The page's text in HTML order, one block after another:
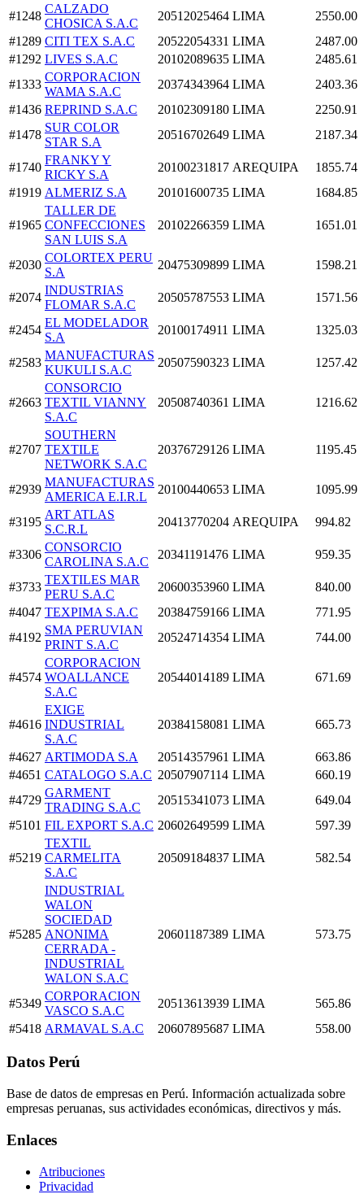
#1248
CALZADO
CHOSICA S.A.C
20512025464 LIMA
2550.00
#1289 CITI TEX S.A.C 20522054331 LIMA
2487.00
#1292 LIVES S.A.C 20102089635 LIMA
2485.61
#1333
CORPORACION
WAMA S.A.C
20374343964 LIMA
2403.36
#1436 REPRIND S.A.C 20102309180 LIMA
2250.91
#1478
SUR COLOR
STAR S.A
20516702649 LIMA 2187.34
#1740
FRANKY Y
RICKY S.A
20100231817 AREQUIPA
1855.74
#1919 ALMERIZ S.A 20101600735 LIMA 1684.85
#1965
TALLER DE
CONFECCIONES
SAN LUIS S.A
20102266359 LIMA 1651.01
#2030
COLORTEX PERU
S.A
20475309899 LIMA 1598.21
#2074
INDUSTRIAS
FLOMAR S.A.C
20505787553 LIMA 1571.56
#2454
EL MODELADOR
S.A
20100174911 LIMA 1325.03
#2583
MANUFACTURAS
KUKULI S.A.C
20507590323 LIMA 1257.42
#2663
CONSORCIO
TEXTIL VIANNY
S.A.C
20508740361 LIMA 1216.62
#2707
SOUTHERN
TEXTILE
NETWORK S.A.C
20376729126 LIMA 1195.45
#2939
MANUFACTURAS
AMERICA E.I.R.L
20100440653 LIMA 1095.99
#3195
ART ATLAS
S.C.R.L
20413770204 AREQUIPA 994.82
#3306
CONSORCIO
CAROLINA S.A.C
20341191476 LIMA 959.35
#3733
TEXTILES MAR
PERU S.A.C
20600353960 LIMA
840.00
#4047 TEXPIMA S.A.C 20384759166 LIMA
771.95
#4192
SMA PERUVIAN
PRINT S.A.C
20524714354 LIMA 744.00
#4574
CORPORACION
WOALLANCE
S.A.C
20544014189 LIMA 671.69
#4616
EXIGE
INDUSTRIAL
S.A.C
20384158081 LIMA 665.73
#4627 ARTIMODA S.A 20514357961 LIMA
663.86
#4651 CATALOGO S.A.C 20507907114 LIMA
660.19
#4729
GARMENT
TRADING S.A.C
20515341073 LIMA
649.04
#5101 FIL EXPORT S.A.C 20602649599 LIMA 597.39
#5219
TEXTIL
CARMELITA
S.A.C
20509184837 LIMA 582.54
#5285
INDUSTRIAL
WALON
SOCIEDAD
ANONIMA
CERRADA -
INDUSTRIAL
WALON S.A.C
20601187389 LIMA 573.75
#5349
CORPORACION
VASCO S.A.C
20513613939 LIMA
565.86
#5418 ARMAVAL S.A.C 20607895687 LIMA 558.00
Datos Perú
Base de datos de empresas en Perú. Información actualizada sobre
empresas peruanas, sus actividades económicas, directivos y más.
Enlaces
Atribuciones
Privacidad